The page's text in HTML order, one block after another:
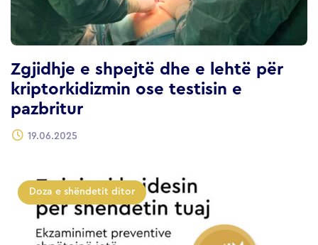
Zgjidhje e shpejtë dhe e lehtë për
kriptorkidizmin ose testisin e
pazbritur
19.06.2025
Doza e shëndetit ditor